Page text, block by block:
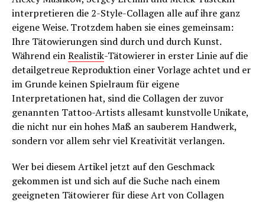
interpretieren die 2-Style-Collagen alle auf ihre ganz
eigene Weise. Trotzdem haben sie eines gemeinsam:
Ihre Tätowierungen sind durch und durch Kunst.
Während einRealistik-Tätowierer in erster Linie auf die
detailgetreue Reproduktion einer Vorlage achtet und er
im Grunde keinen Spielraum für eigene
Interpretationen hat, sind die Collagen der zuvor
genannten Tattoo-Artists allesamt kunstvolle Unikate,
die nicht nur ein hohes Maß an sauberem Handwerk,
sondern vor allem sehr viel Kreativität verlangen.
Wer bei diesem Artikel jetzt auf den Geschmack
gekommen ist und sich auf die Suche nach einem
geeigneten Tätowierer für diese Art von Collagen